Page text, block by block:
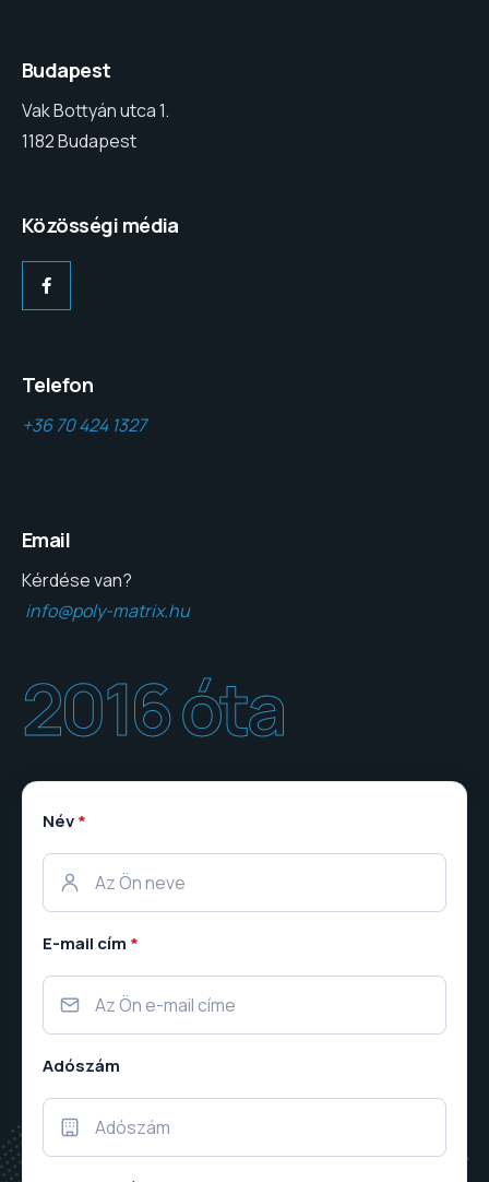
Budapest
Vak Bottyán utca 1.
1182 Budapest
Közösségi média
Telefon
+36 70 424 1327
Email
Kérdése van?
info@poly-matrix.hu
2016 óta
Név*
E-mail cím *
Adószám